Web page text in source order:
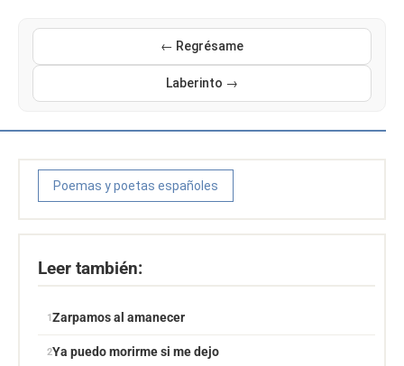
← Regrésame
Laberinto →
Poemas y poetas españoles
Leer también:
Zarpamos al amanecer
Ya puedo morirme si me dejo